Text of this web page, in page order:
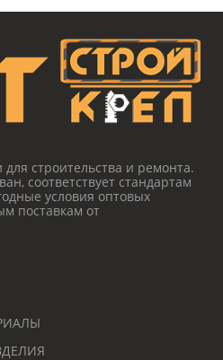
строительства и ремонта.
соответствует стандартам
условия оптовых
поставкам от